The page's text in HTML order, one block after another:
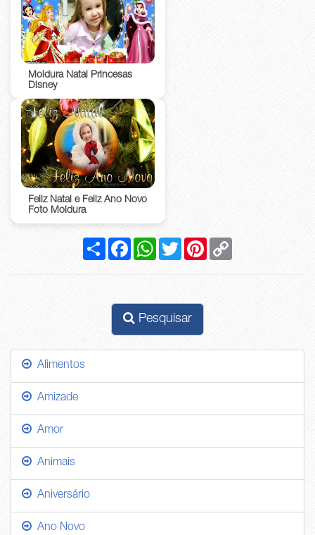
Moldura Natal Princesas
Disney
Feliz Natal e Feliz Ano Novo
Foto Moldura
CompartilharFacebookWhatsApp
Twitter Pinterest
Pesquisar
Alimentos
Amizade
Amor
Animais
Aniversário
Ano Novo